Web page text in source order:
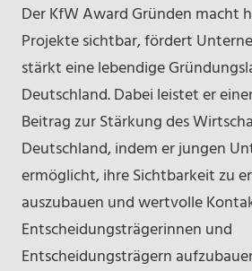
Der KfW Award Gründen macht
Projekte sichtbar, fördert
stärkt eine lebendige
Deutschland. Dabei leistet er
Beitrag zur Stärkung des
Deutschland, indem er jungen
ermöglicht, ihre Sichtbarkeit zu
auszubauen und wertvolle
Entscheidungsträgerinnen und
Entscheidungsträgern